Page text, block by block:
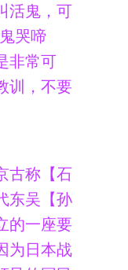
活鬼，可
哭啼
非常可
训，不要
古称【石
东吴【孙
的一座要
为日本战